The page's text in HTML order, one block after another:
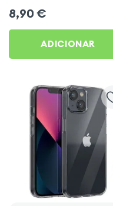
8,90 €
ADICIONAR